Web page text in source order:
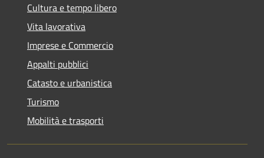
Cultura e tempo libero
Vita lavorativa
Imprese e Commercio
Appalti pubblici
Catasto e urbanistica
Turismo
Mobilità e trasporti